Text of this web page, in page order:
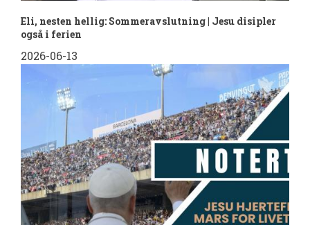
Eli, nesten hellig: Sommeravslutning | Jesu disipler
også i ferien
2026-06-13